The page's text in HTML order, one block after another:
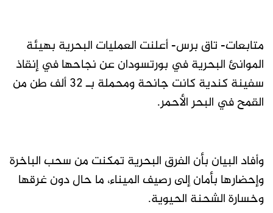
متابعات- تاق برس- أعلنت العمليات البحرية بهيئة
الموانئ البحرية في بورتسودان عن نجاحها في إنقاذ
سفينة كندية كانت جانحة ومحملة بـ 32 ألف طن من
القمح في البحر الأحمر.
وأفاد البيان بأن الفرق البحرية تمكنت من سحب الباخرة
وإحضارها بأمان إلى رصيف الميناء، ما حال دون غرقها
وخسارة الشحنة الحيوية.